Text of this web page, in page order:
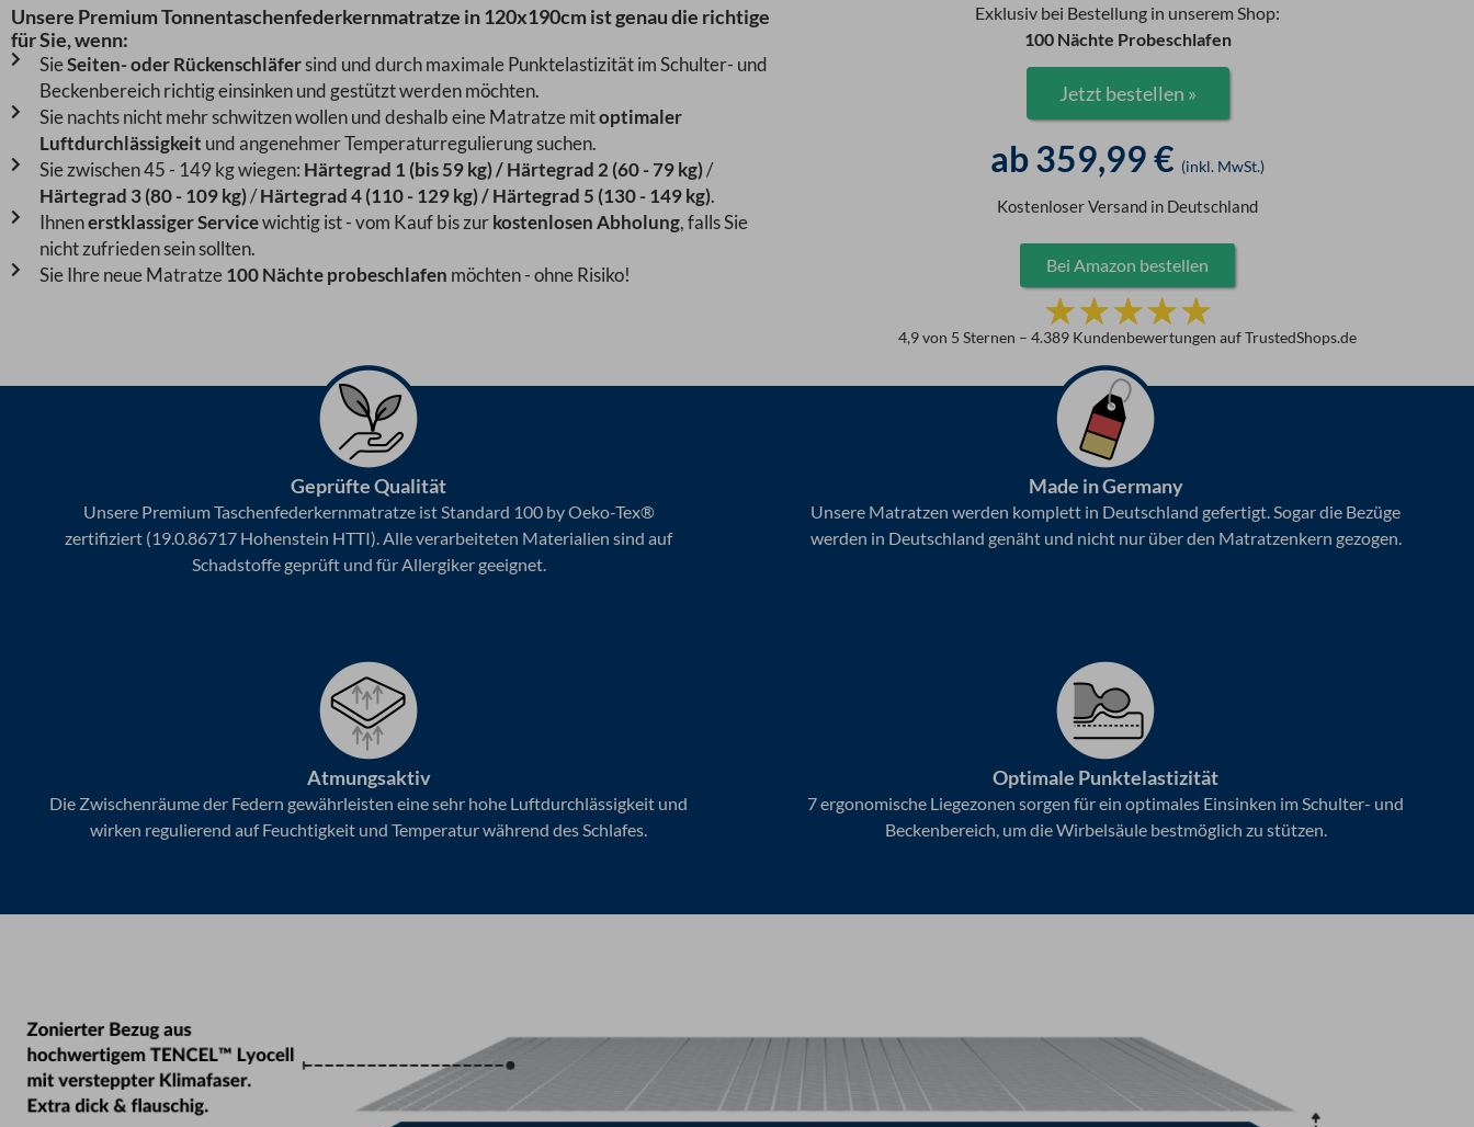
Unsere Premium Tonnentaschenfederkernmatratze in 120x190cm ist genau die richtige
für Sie, wenn:
SieSeiten- oder Rückenschläfersind und durch maximale Punktelastizität im Schulter- und
Beckenbereich richtig einsinken und gestützt werden möchten.
Sie nachts nicht mehr schwitzen wollen und deshalb eine Matratze mitoptimaler
Luftdurchlässigkeit und angenehmer Temperaturregulierung suchen.
Sie zwischen 45 - 149 kg wiegen: Härtegrad 1 (bis 59 kg) / Härtegrad 2 (60 - 79 kg)/
Härtegrad 3 (80 - 109 kg)/Härtegrad 4 (110 - 129 kg) / Härtegrad 5 (130 - 149 kg).
Ihnenerstklassiger Servicewichtig ist - vom Kauf bis zurkostenlosen Abholung, falls Sie
nicht zufrieden sein sollten.
Sie Ihre neue Matratze100 Nächte probeschlafen möchten - ohne Risiko!
Exklusiv bei Bestellung in unserem Shop:
100 Nächte Probeschlafen
Jetzt bestellen »
ab359,99€ (inkl. MwSt.)
Kostenloser Versand in Deutschland
Bei Amazon bestellen
☆☆☆☆☆
e
e
m
i
4,9 von 5 Sternen – 4.389 Kundenbewertungen auf TrustedShops.de
Geprüfte Qualität
Unsere Premium Taschenfederkernmatratze ist Standard 100 by Oeko-Tex®
zertifiziert (19.0.86717 Hohenstein HTTI). Alle verarbeiteten Materialien sind auf
Schadstoffe geprüft und für Allergiker geeignet.
Made in Germany
Unsere Matratzen werden komplett in Deutschland gefertigt. Sogar die Bezüge
werden in Deutschland genäht und nicht nur über den Matratzenkern gezogen.
Atmungsaktiv
Die Zwischenräume der Federn gewährleisten eine sehr hohe Luftdurchlässigkeit und
wirken regulierend auf Feuchtigkeit und Temperatur während des Schlafes.
Optimale Punktelastizität
7 ergonomische Liegezonen sorgen für ein optimales Einsinken im Schulter- und
Beckenbereich, um die Wirbelsäule bestmöglich zu stützen.